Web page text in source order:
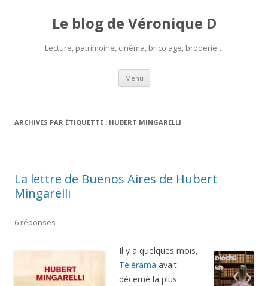
Le blog de Véronique D
Lecture, patrimoine, cinéma, bricolage, broderie…
Menu Aller
contenu
ARCHIVES PAR ÉTIQUETTE : HUBERT MINGARELLI
La lettre de Buenos Aires de Hubert
Mingarelli
6 réponses
Il y a quelques mois,
Télérama avait
décerné la plus